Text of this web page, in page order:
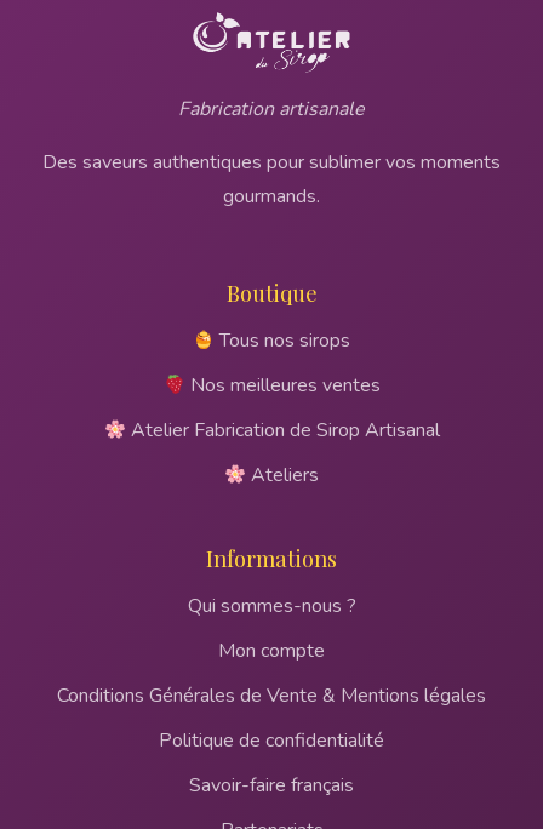
Fabrication artisanale
Des saveurs authentiques pour sublimer vos moments
gourmands.
Boutique
Tous nos sirops
Nos meilleures ventes
Atelier Fabrication de Sirop Artisanal
Ateliers
Informations
Qui sommes-nous ?
Mon compte
Conditions Générales de Vente & Mentions légales
Politique de confidentialité
Savoir-faire français